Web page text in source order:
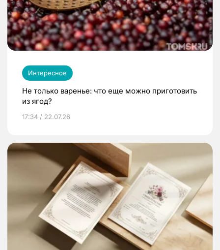
Интересное
Не только варенье: что еще можно приготовить
из ягод?
17:34 / 22.07.26